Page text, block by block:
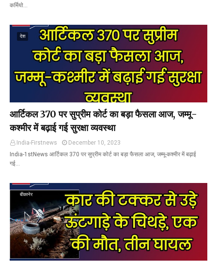
कर्मियो…
देश
आर्टिकल 370 पर सुप्रीम कोर्ट का बड़ा फैसला आज, जम्मू-
कश्मीर में बढ़ाई गई सुरक्षा व्यवस्था
India-Firstnews
December 10, 2023
India-1stNews आर्टिकल 370 पर सुप्रीम कोर्ट का बड़ा फैसला आज, जम्मू-कश्मीर में बढ़ाई
गई…
बीकानेर